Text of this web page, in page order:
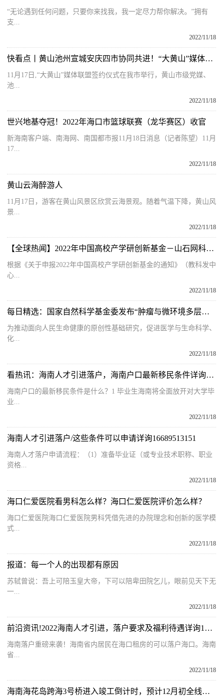
“无论遇到任何问题，只要你来找我，我一定尽力帮你解决。”拥有
支...
2022/11/18
快看点丨黄山池州宣城安庆四市协同共进！“大黄山”媒体联盟成立
11月17日,“大黄山”媒体联盟签约仪式在我市举行，黄山市级党媒、
池...
2022/11/18
世兴地基夺冠！2022年海口市篮球联赛（龙华赛区）收官
新海南客户端、南海网、南国都市报11月18日消息（记者陈望）11月
17...
2022/11/18
黄山云海醉游人
11月17日，游客在黄山风景区欣赏云海景观。随着气温下降，黄山风
景...
2022/11/18
【全球热闻】2022年中国高校产学研创新基金－山石网科网络安全项目申请指南
根据《关于申报2022年中国高校产学研创新基金的通知》（教科发中
心...
2022/11/18
每日精选：国家自然科学基金委发布“肿瘤与微环境多层次复杂系统调控机制”专项项目指南
为推动面向人民生命健康的原创性基础研究，促进医学与生命科学、
化...
2022/11/18
看热讯：海南人才引进落户，海南户口最新移民条件详询16689513151
海南户口的最新移民条件是什么？1 毕业生海南将全面放开对大学毕
业...
2022/11/18
海南人才引进落户/这些条件可以申请详询16689513151
海南人才落户申请流程：（1）准备毕业证（或专业技术职称、职业
资格...
2022/11/18
海口仁爱医院看男科怎么样？海口仁爱医院评价怎么样？
海口仁爱医院海口仁爱医院男科凭借先进的办院理念和创新的医学模
式...
2022/11/18
报道：每一个人的出现都有原因
苏轼曾说：吾上可陪玉皇大帝，下可以陪卑田院乞儿，眼前见天下无
一...
2022/11/18
前沿资讯!2022海南人才引进，落户要求及福利待遇详询16689513151
海南落户重磅来袭！海南省内居民在海口租房的可以落户海口。海南
省...
2022/11/18
海南海花岛跨海3号桥进入竣工倒计时，预计12月初全线通车